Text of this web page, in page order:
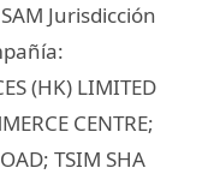
Jurisdicción
(HK) LIMITED
CENTRE;
TSIM SHA